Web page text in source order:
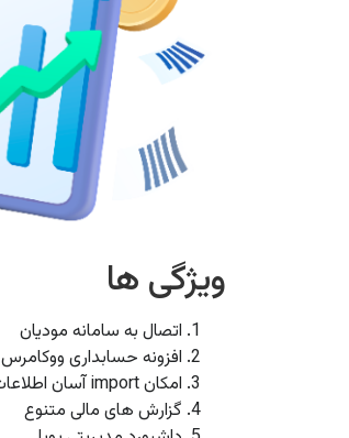
ویژگی ها
اتصال به سامانه مودیان
افزونه حسابداری ووکامرس
امکان import آسان اطلاعات
گزارش های مالی متنوع